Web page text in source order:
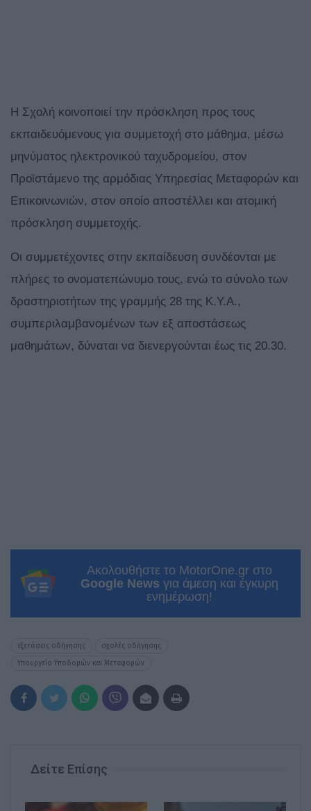
Η Σχολή κοινοποιεί την πρόσκληση προς τους
εκπαιδευόμενους για συμμετοχή στο μάθημα, μέσω
μηνύματος ηλεκτρονικού ταχυδρομείου, στον
Προϊστάμενο της αρμόδιας Υπηρεσίας Μεταφορών και
Επικοινωνιών, στον οποίο αποστέλλει και ατομική
πρόσκληση συμμετοχής.
Οι συμμετέχοντες στην εκπαίδευση συνδέονται με
πλήρες το ονοματεπώνυμο τους, ενώ το σύνολο των
δραστηριοτήτων της γραμμής 28 της Κ.Υ.Α.,
συμπεριλαμβανομένων των εξ αποστάσεως
μαθημάτων, δύναται να διενεργούνται έως τις 20.30.
Ακολουθήστε το MotorOne.gr στο
Google News για άμεση και έγκυρη
ενημέρωση!
εξετάσεις οδήγησης σχολές οδήγησης
Υπουργείο Υποδομών και Μεταφορών
Δείτε Επίσης